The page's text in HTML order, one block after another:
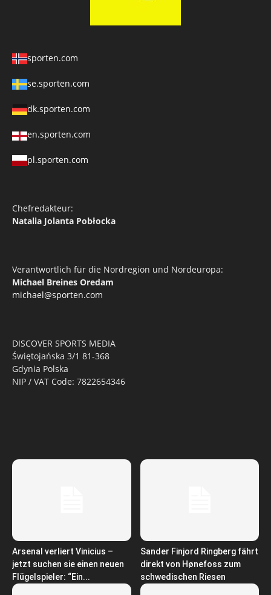
sporten.com
se.sporten.com
dk.sporten.com
en.sporten.com
pl.sporten.com
Chefredakteur:
Natalia Jolanta Pobłocka
Verantwortlich für die Nordregion und Nordeuropa:
Michael Breines Oredam
michael@sporten.com
DISCOVER SPORTS MEDIA
Świętojańska 3/1 81-368
Gdynia Polska
NIP / VAT Code: 7822654346
Arsenal verliert Vinicius –
jetzt suchen sie einen neuen
Flügelspieler: “Ein...
Sander Finjord Ringberg fährt
direkt von Hønefoss zum
schwedischen Riesen